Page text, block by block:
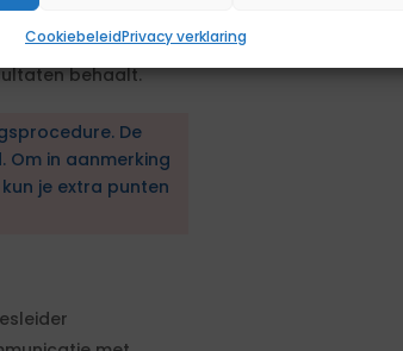
CookiebeleidPrivacy verklaring
ontwikkeling
behaalt.
De
Om in aanmerking
je extra punten